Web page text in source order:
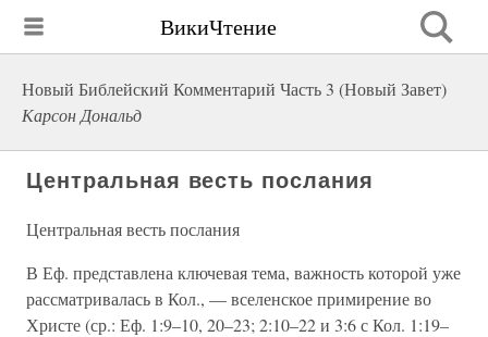
ВикиЧтение
Новый Библейский Комментарий Часть 3 (Новый Завет)
Карсон Дональд
Центральная весть послания
Центральная весть послания
В Еф. представлена ключевая тема, важность которой уже
рассматривалась в Кол., — вселенское примирение во
Христе (ср.: Еф. 1:9–10, 20–23; 2:10–22 и 3:6 с Кол. 1:19–